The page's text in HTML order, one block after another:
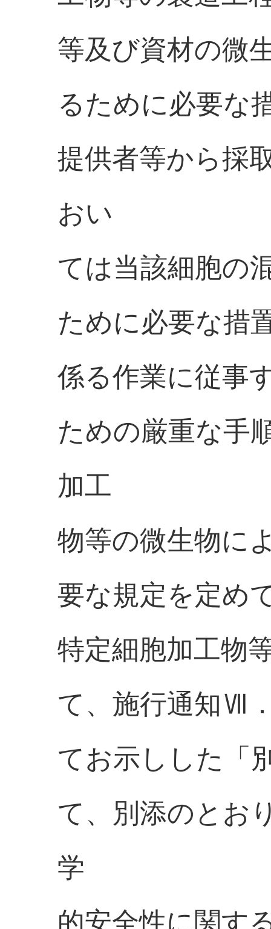
等及び資材の微
るために必要な
提供者等から採
おい
ては当該細胞の
ために必要な措
係る作業に従事
ための厳重な手
加工
物等の微生物に
要な規定を定め
特定細胞加工物
て、施行通知Ⅶ
てお示しした「
て、別添のとお
学
的安全性に関す